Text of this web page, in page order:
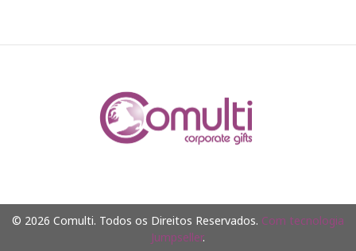
© 2026 Comulti. Todos os Direitos Reservados. Com tecnologia
Jumpseller.